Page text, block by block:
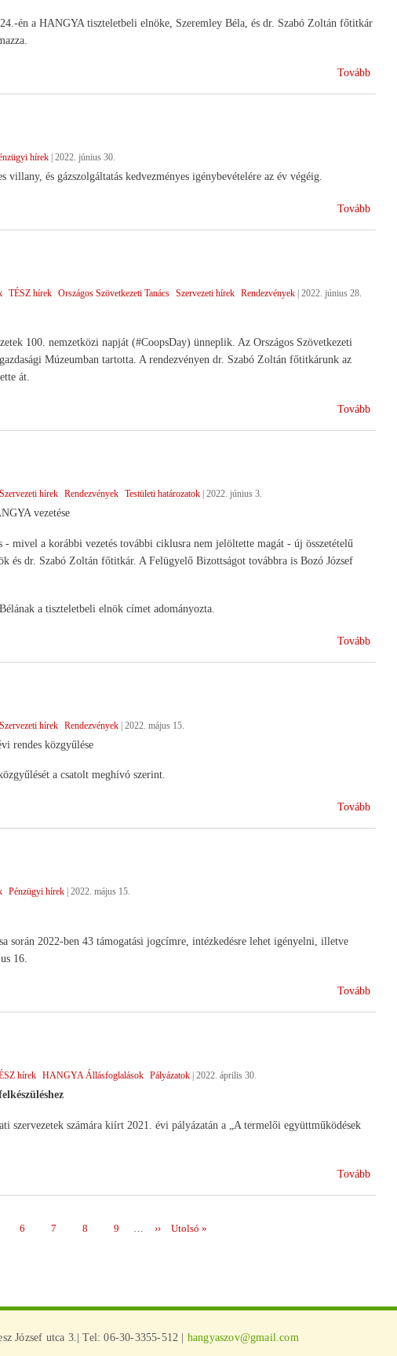
én a HANGYA tiszteletbeli elnöke, Szeremley Béla, és dr. Szabó Zoltán főtitkár
Tovább
hírek | 2022. június 30.
és gázszolgáltatás kedvezményes igénybevételére az év végéig.
Tovább
TÉSZ hírek Országos Szövetkezeti Tanács Szervezeti hírek Rendezvények | 2022. június 28.
100. nemzetközi napját (#CoopsDay) ünneplik. Az Országos Szövetkezeti
Múzeumban tartotta. A rendezvényen dr. Szabó Zoltán főtitkárunk az
át.
Tovább
Szervezeti hírek Rendezvények Testületi határozatok 2022. június 3.
vezetése
mivel a korábbi vezetés további ciklusra nem jelöltette magát - új összetételű
és dr. Szabó Zoltán főtitkár. A Felügyelő Bizottságot továbbra is Bozó József
a tiszteletbeli elnök címet adományozta.
Tovább
Szervezeti hírek Rendezvények | 2022. május 15.
rendes közgyűlése
a csatolt meghívó szerint.
Tovább
Pénzügyi hírek 2022. május 15.
során 2022-ben 43 támogatási jogcímre, intézkedésre lehet igényelni, illetve
16.
Tovább
hírek HANGYA Állásfoglalások Pályázatok | 2022. április 30.
szervezetek számára kiírt 2021. évi pályázatán a „A termelői együttműködések
Tovább
Page
6 Page
7 Page
8 Page
9 …
Következő
››
Utolsó
Utolsó »
József utca 3.| Tel: 06-30-3355-512 | hangyaszov@gmail.com